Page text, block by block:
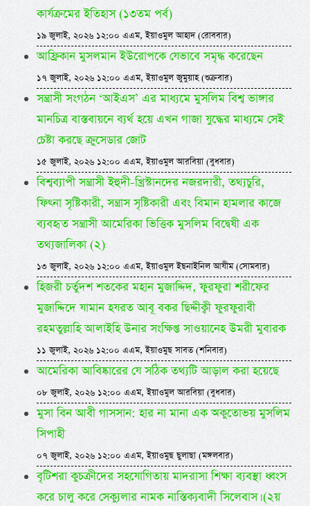
কার্যক্রমের ইতিহাস (১৩তম পর্ব)
১৯ জুলাই, ২০২৬ ১২:০০ এএম, ইয়াওমুল আহাদ (রোববার)
আফ্রিকান মুসলমান ইউরোপকে যেভাবে সমৃদ্ধ করেছেন
১৭ জুলাই, ২০২৬ ১২:০০ এএম, ইয়াওমুল জুমুয়াহ (শুক্রবার)
সন্ত্রাসী সংগঠন ‘আইএস’ এর মাধ্যমে মুসলিম বিশ্ব ভাঙ্গার
মানচিত্র বাস্তবায়নে ব্যর্থ হয়ে এখন গাজা যুদ্ধের মাধ্যমে সেই
চেষ্টা করছে ক্রুসেডার জোট
১৫ জুলাই, ২০২৬ ১২:০০ এএম, ইয়াওমুল আরবিয়া (বুধবার)
বিশ্বব্যাপী সন্ত্রাসী ইহুদী-খ্রিস্টানদের নজরদারী, তথ্যচুরি,
ফিৎনা সৃষ্টিকারী, সন্ত্রাস সৃষ্টিকারী এবং বিমান হামলার কাজে
ব্যবহৃত সন্ত্রাসী আমেরিকা ভিত্তিক মুসলিম বিদ্বেষী এক
তথ্যজালিকা (২)
১৩ জুলাই, ২০২৬ ১২:০০ এএম, ইয়াওমুল ইছনাইনিল আযীম (সোমবার)
হিজরী চর্তুদশ শতকের মহান মুজাদ্দিদ, ফুরফুরা শরীফের
মুজাদ্দিদে যামান হযরত আবূ বকর ছিদ্দীক্বী ফুরফুরাবী
রহমতুল্লাহি আলাইহি উনার সংক্ষিপ্ত সাওয়ানেহ উমরী মুবারক
১১ জুলাই, ২০২৬ ১২:০০ এএম, ইয়াওমুছ সাবত (শনিবার)
আমেরিকা আবিষ্কারের যে সঠিক তথ্যটি আড়াল করা হয়েছে
০৮ জুলাই, ২০২৬ ১২:০০ এএম, ইয়াওমুল আরবিয়া (বুধবার)
মুসা বিন আবী গাসসান: হার না মানা এক অকুতোভয় মুসলিম
সিপাহী
০৭ জুলাই, ২০২৬ ১২:০০ এএম, ইয়াওমুছ ছুলাছা (মঙ্গলবার)
বৃটিশরা কুচক্রীদের সহযোগিতায় মাদরাসা শিক্ষা ব্যবস্থা ধ্বংস
করে চালু করে সেক্যুলার নামক নাস্তিক্যবাদী সিলেবাস। (২য়